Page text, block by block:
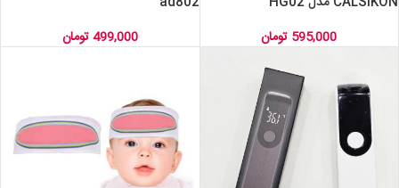
595,000 تومان
499,000تومان